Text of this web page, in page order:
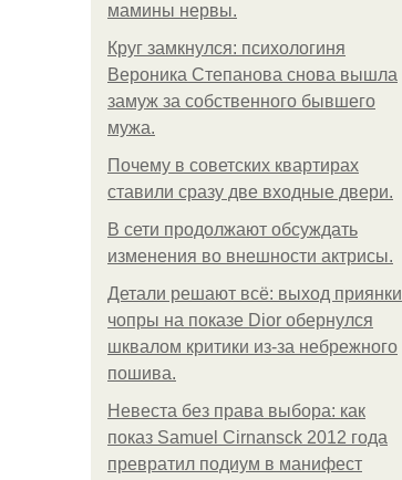
мамины нервы.
Круг замкнулся: психологиня
Вероника Степанова снова вышла
замуж за собственного бывшего
мужа.
Почему в советских квартирах
ставили сразу две входные двери.
В сети продолжают обсуждать
изменения во внешности актрисы.
Детали решают всё: выход приянки
чопры на показе Dior обернулся
шквалом критики из-за небрежного
пошива.
Невеста без права выбора: как
показ Samuel Cirnansck 2012 года
превратил подиум в манифест